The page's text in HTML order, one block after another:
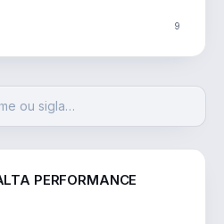
9
PERFORMANCE